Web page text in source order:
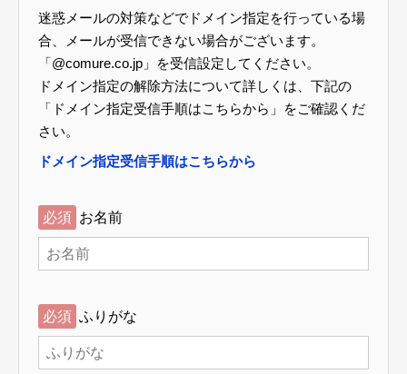
迷惑メールの対策などでドメイン指定を行っている場
合、メールが受信できない場合がございます。
「@comure.co.jp」を受信設定してください。
ドメイン指定の解除方法について詳しくは、下記の
「ドメイン指定受信手順はこちらから」をご確認くだ
さい。
ドメイン指定受信手順はこちらから
必須 お名前
必須 ふりがな